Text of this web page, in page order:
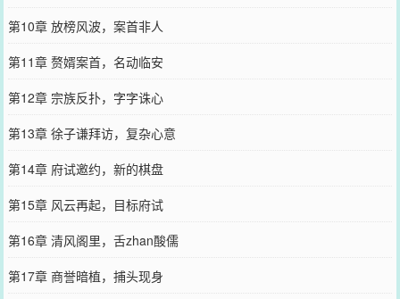
第10章 放榜风波，案首非人
第11章 赘婿案首，名动临安
第12章 宗族反扑，字字诛心
第13章 徐子谦拜访，复杂心意
第14章 府试邀约，新的棋盘
第15章 风云再起，目标府试
第16章 清风阁里，舌zhan酸儒
第17章 商誉暗植，捕头现身